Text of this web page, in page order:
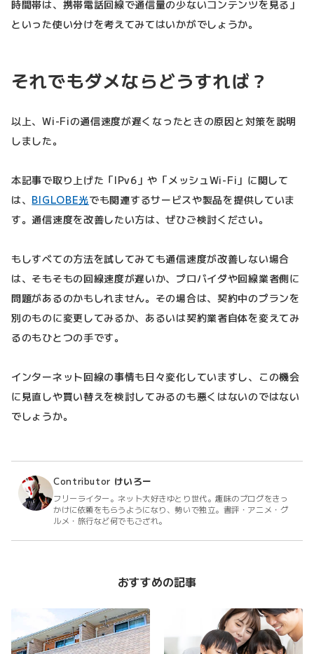
時間帯は、携帯電話回線で通信量の少ないコンテンツを見る」
といった使い分けを考えてみてはいかがでしょうか。
それでもダメならどうすれば？
以上、Wi-Fiの通信速度が遅くなったときの原因と対策を説明
しました。
本記事で取り上げた「IPv6」や「メッシュWi-Fi」に関して
は、 BIGLOBE光でも関連するサービスや製品を提供していま
す。通信速度を改善したい方は、ぜひご検討ください。
もしすべての方法を試してみても通信速度が改善しない場合
は、そもそもの回線速度が遅いか、プロバイダや回線業者側に
問題があるのかもしれません。その場合は、契約中のプランを
別のものに変更してみるか、あるいは契約業者自体を変えてみ
るのもひとつの手です。
インターネット回線の事情も日々変化していますし、この機会
に見直しや買い替えを検討してみるのも悪くはないのではない
でしょうか。
Contributor けいろー
フリーライター。ネット大好きゆとり世代。趣味のブログをきっ
かけに依頼をもらうようになり、勢いで独立。書評・アニメ・グ
ルメ・旅行など何でもござれ。
おすすめの記事